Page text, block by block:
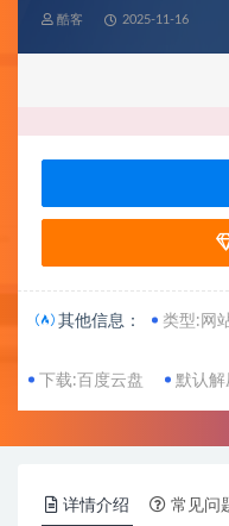
酷客 2025-11-16
其他信息： 类型:网
下载:百度云盘 默认解
详情介绍 常见问